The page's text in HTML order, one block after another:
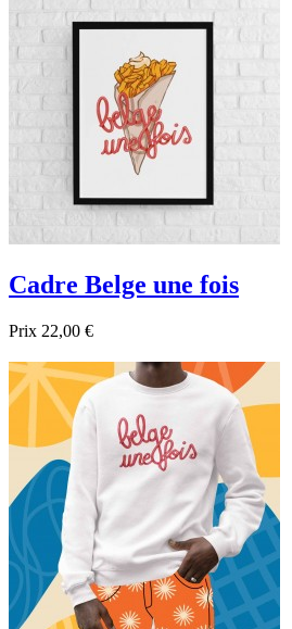
 Aperçu rapide
Cadre Belge une fois
Prix 22,00 €
Aperçu rapide